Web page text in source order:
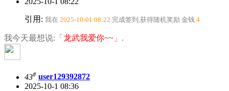
引用: 我在 2025-10-01 08:22 完成签到,获得随机奖励 金钱 4
我今天最想说:「 龙武我爱你~~ 」.
43# user129392872
2025-10-1 08:36